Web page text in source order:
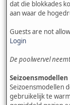
dat die blokkades
aan waar de
Guests are not
Login
De poolwervel
Seizoensmodellen
Seizoensmodellen
gebruikelijk te